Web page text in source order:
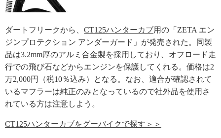
ダートフリークから、 CT125ハンターカブ用の「ZETA エン
ジンプロテクション アンダーガード」が発売された。同製
品は3.2mm厚のアルミ合金製を採用しており、オフロード走
行での飛び石などからエンジンを保護してくれる。価格は2
万2,000円（税10％込み）となる。なお、適合が確認されて
いるマフラーは純正のみとなっているので社外品を使用さ
れている方は注意しよう。
CT125ハンターカブをグーバイクで探す＞＞